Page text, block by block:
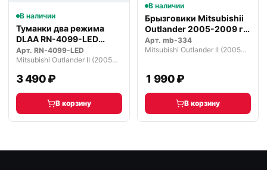
В наличии
Туманки два режима
DLAA RN-4099-LED
светодиодные
Арт. RN-4099-LED
Mitsubishi Outlander II (2005—2009)
3 490 ₽
В корзину
В наличии
Брызговики Mitsubishii
Outlander 2005-2009 г.
чер…
Арт. mb-334
Mitsubishi Outlander II (2005—2009)
1 990 ₽
В корзину